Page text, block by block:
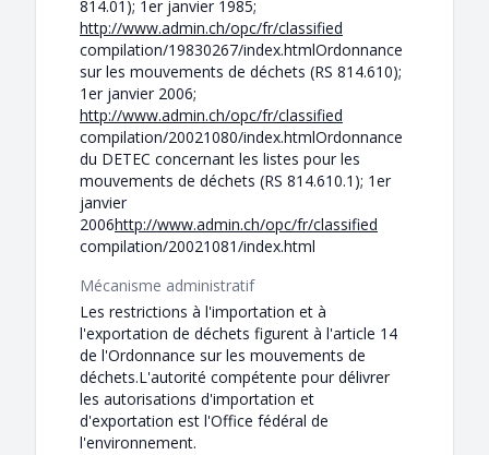
814.01); 1er janvier 1985;
http://www.admin.ch/opc/fr/classified
compilation/19830267/index.htmlOrdonnance
sur les mouvements de déchets (RS 814.610);
1er janvier 2006;
http://www.admin.ch/opc/fr/classified
compilation/20021080/index.htmlOrdonnance
du DETEC concernant les listes pour les
mouvements de déchets (RS 814.610.1); 1er
janvier
2006http://www.admin.ch/opc/fr/classified
compilation/20021081/index.html
Mécanisme administratif
Les restrictions à l'importation et à
l'exportation de déchets figurent à l'article 14
de l'Ordonnance sur les mouvements de
déchets.L'autorité compétente pour délivrer
les autorisations d'importation et
d'exportation est l'Office fédéral de
l'environnement.